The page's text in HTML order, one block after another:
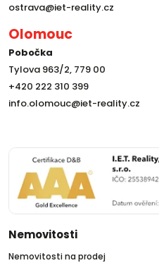
ostrava@iet-reality.cz
Olomouc
Pobočka
Tylova 963/2, 779 00
+420 222 310 399
info.olomouc@iet-reality.cz
Nemovitosti
Nemovitosti na prodej